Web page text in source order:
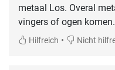
metaal Los. Overal
vingers of ogen
Hilfreich • Nicht